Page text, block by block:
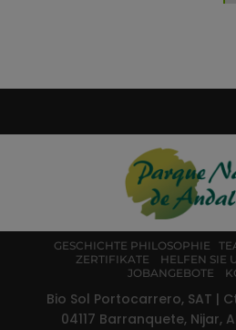
GESCHICHTE PHILOSOPHIE
ZERTIFIKATE
HELFEN SIE
JOBANGEBOTE
Bio Sol Portocarrero, SAT |
04117 Barranquete, Nijar,